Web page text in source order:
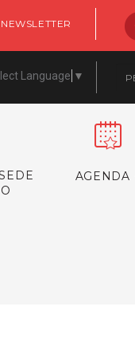
NEWSLETTER
Language ▼
AGENDA